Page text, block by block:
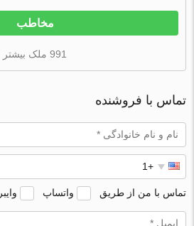
مخاطب
991 ملک بیشتر
تماس با فروشنده
تماس با من از طریق واتساپ وایبر